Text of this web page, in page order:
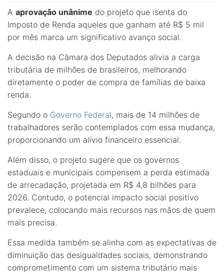
A aprovação unânime do projeto que isenta do
Imposto de Renda aqueles que ganham até R$ 5 mil
por mês marca um significativo avanço social.
A decisão na Câmara dos Deputados alivia a carga
tributária de milhões de brasileiros, melhorando
diretamente o poder de compra de famílias de baixa
renda.
Segundo o Governo Federal, mais de 14 milhões de
trabalhadores serão contemplados com essa mudança,
proporcionando um alívio financeiro essencial.
Além disso, o projeto sugere que os governos
estaduais e municipais compensem a perda estimada
de arrecadação, projetada em R$ 4,8 bilhões para
2026. Contudo, o potencial impacto social positivo
prevalece, colocando mais recursos nas mãos de quem
mais precisa.
Essa medida também se alinha com as expectativas de
diminuição das desigualdades sociais, demonstrando
comprometimento com um sistema tributário mais